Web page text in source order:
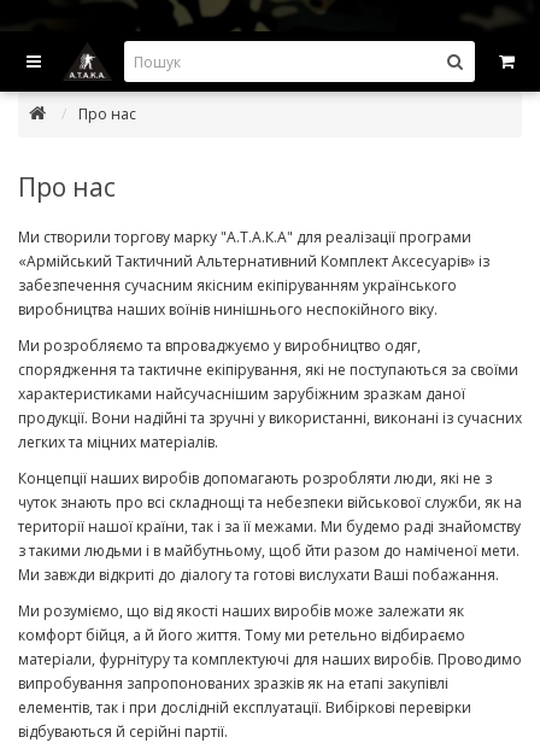
ВИГІДНІ ПРОПОЗИЦІІ — ЗНИЖКИ ДО -45%
Про нас
Про нас
Ми створили торгову марку "А.Т.А.К.А" для реалізації програми
«Армійський Тактичний Альтернативний Комплект Аксесуарів» із
забезпечення сучасним якісним екіпіруванням українського
виробництва наших воїнів нинішнього неспокійного віку.
Ми розробляємо та впроваджуємо у виробництво одяг,
спорядження та тактичне екіпірування, які не поступаються за своїми
характеристиками найсучаснішим зарубіжним зразкам даної
продукції. Вони надійні та зручні у використанні, виконані із сучасних
легких та міцних матеріалів.
Концепції наших виробів допомагають розробляти люди, які не з
чуток знають про всі складнощі та небезпеки військової служби, як на
території нашої країни, так і за її межами. Ми будемо раді знайомству
з такими людьми і в майбутньому, щоб йти разом до наміченої мети.
Ми завжди відкриті до діалогу та готові вислухати Ваші побажання.
Ми розуміємо, що від якості наших виробів може залежати як
комфорт бійця, а й його життя. Тому ми ретельно відбираємо
матеріали, фурнітуру та комплектуючі для наших виробів. Проводимо
випробування запропонованих зразків як на етапі закупівлі
елементів, так і при дослідній експлуатації. Вибіркові перевірки
відбуваються й серійні партії.